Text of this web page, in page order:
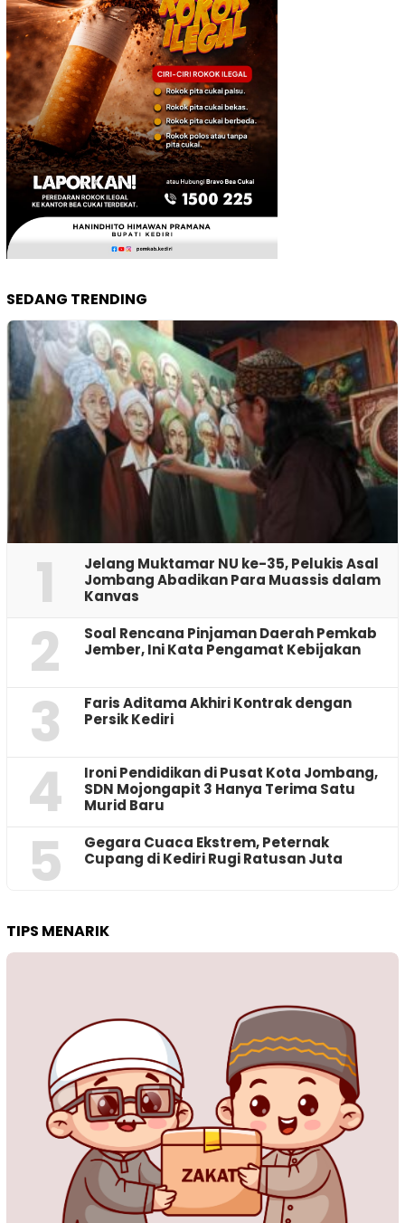
SEDANG TRENDING
1
Jelang Muktamar NU ke-35, Pelukis Asal
Jombang Abadikan Para Muassis dalam
Kanvas
2
‎Soal Rencana Pinjaman Daerah Pemkab
Jember, Ini Kata Pengamat Kebijakan ‎
3
Faris Aditama Akhiri Kontrak dengan
Persik Kediri
4
Ironi Pendidikan di Pusat Kota Jombang,
SDN Mojongapit 3 Hanya Terima Satu
Murid Baru
5
‎Gegara Cuaca Ekstrem, Peternak
Cupang di Kediri Rugi Ratusan Juta
TIPS MENARIK